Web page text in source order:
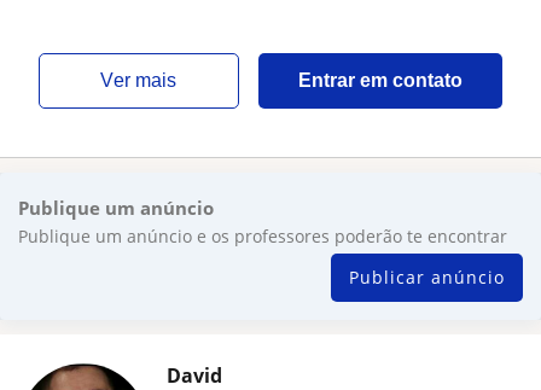
ver mais Entrar em contato
Publique um anúncio
Publique um anúncio e os professores poderão te encontrar
Publicar anúncio
David